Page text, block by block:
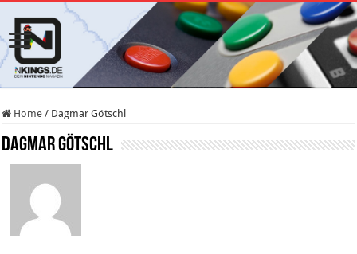
Home / Dagmar Götschl
Dagmar Götschl